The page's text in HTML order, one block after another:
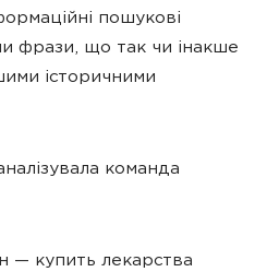
пошукові
фрази, що так чи інакше
історичними
команда
— купить лекарства